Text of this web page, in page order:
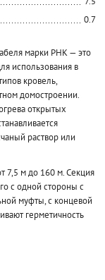
0.7
марки РНК — это
использования в
кровель,
домостроении.
открытых
раствор или
7,5 м до 160 м. Секция
с одной стороны с
муфты, с концевой
герметичность